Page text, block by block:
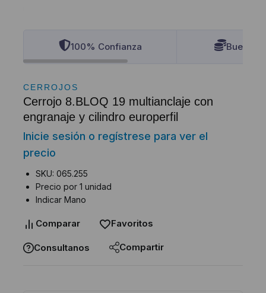
100% Confianza Buenos
CERROJOS
Cerrojo 8.BLOQ 19 multianclaje con
engranaje y cilindro europerfil
Inicie sesión o regístrese para ver el
precio
SKU: 065.255
Precio por 1 unidad
Indicar Mano
Comparar Favoritos
Consultanos Compartir